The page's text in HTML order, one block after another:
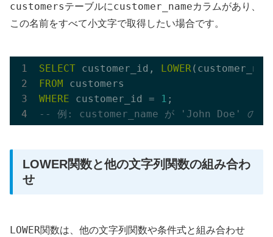
customersテーブルにcustomer_nameカラムがあり、
この名前をすべて小文字で取得したい場合です。
SELECT customer_id, LOWER
FROM
WHERE customer_id = 1
-- 例: customer_name が 'John Doe' の
LOWER関数と他の文字列関数の組み合わ
せ
LOWER関数は、他の文字列関数や条件式と組み合わせ